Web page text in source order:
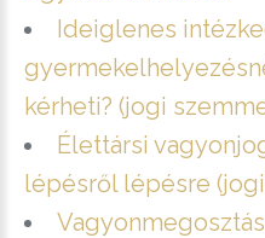
Ideiglenes
kérheti? (jogi
Élettársi
lépésről lépésre